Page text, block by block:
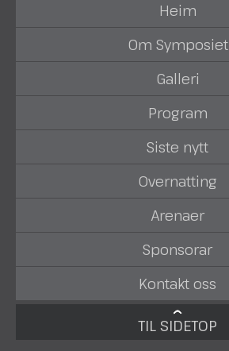
Heim
Om Symposiet
Galleri
Program
Siste nytt
Overnatting
Arenaer
Sponsorar
Kontakt oss
TIL SIDETOP